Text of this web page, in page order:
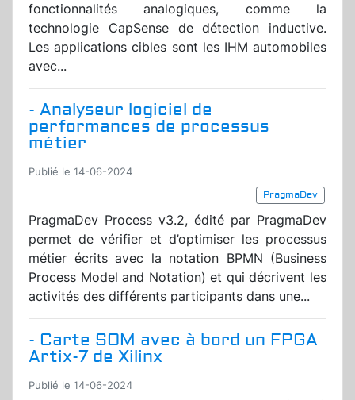
fonctionnalités analogiques, comme la
technologie CapSense de détection inductive.
Les applications cibles sont les IHM automobiles
avec...
- Analyseur logiciel de
performances de processus
métier
Publié le 14-06-2024
PragmaDev
PragmaDev Process v3.2, édité par PragmaDev
permet de vérifier et d’optimiser les processus
métier écrits avec la notation BPMN (Business
Process Model and Notation) et qui décrivent les
activités des différents participants dans une...
- Carte SOM avec à bord un FPGA
Artix-7 de Xilinx
Publié le 14-06-2024